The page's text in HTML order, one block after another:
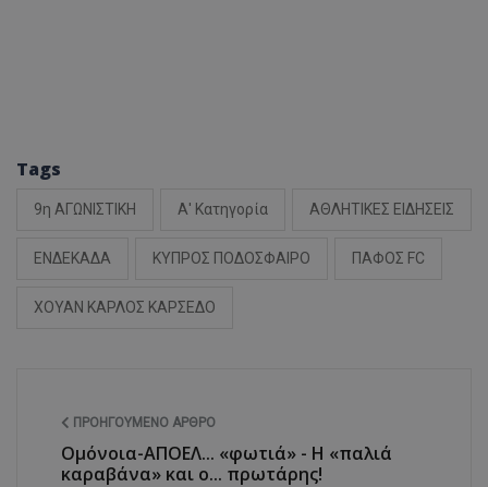
Tags
9η ΑΓΩΝΙΣΤΙΚΗ Α' Κατηγορία ΑΘΛΗΤΙΚΕΣ ΕΙΔΗΣΕΙΣ
ΕΝΔΕΚΑΔΑ ΚΥΠΡΟΣ ΠΟΔΟΣΦΑΙΡΟ ΠΑΦΟΣ FC
ΧΟΥΑΝ ΚΑΡΛΟΣ ΚΑΡΣΕΔΟ
ΠΡΟΗΓΟΎΜΕΝΟ ΆΡΘΡΟ
Ομόνοια-ΑΠΟΕΛ... «φωτιά» - Η «παλιά
καραβάνα» και ο... πρωτάρης!